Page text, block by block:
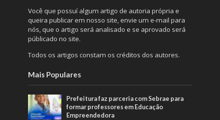
Você que possuí algum artigo de autoria própria e
queira publicar em nosso site, envie um e-mail para
nós, que o artigo será analisado e se aprovado será
públicado no site.
Todos os artigos constam os créditos dos autores.
Mais Populares
Prefeitura faz parceria com Sebrae para
formar professores em Educação
Empreendedora